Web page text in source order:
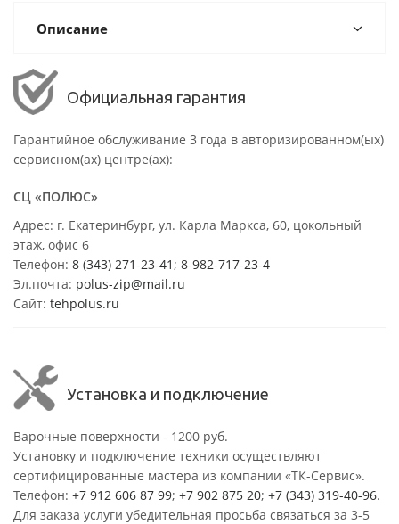
Описание
Официальная гарантия
Гарантийное обслуживание 3 года в авторизированном(ых)
сервисном(ах) центре(ах):
СЦ «ПОЛЮС»
Адрес: г. Екатеринбург, ул. Карла Маркса, 60, цокольный
этаж, офис 6
Телефон: 8 (343) 271-23-41 ; 8-982-717-23-4
Эл.почта: polus-zip@mail.ru
Сайт: tehpolus.ru
Установка и подключение
Варочные поверхности - 1200 руб.
Установку и подключение техники осуществляют
сертифицированные мастера из компании «ТК-Сервис».
Телефон: +7 912 606 87 99; +7 902 875 20; +7 (343) 319-40-96.
Для заказа услуги убедительная просьба связаться за 3-5